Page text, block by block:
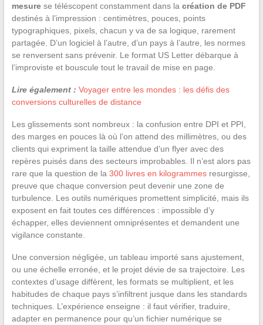
mesurese téléscopent constamment dans la création de PDF
destinés à l’impression : centimètres, pouces, points
typographiques, pixels, chacun y va de sa logique, rarement
partagée. D’un logiciel à l’autre, d’un pays à l’autre, les normes
se renversent sans prévenir. Le format US Letter débarque à
l’improviste et bouscule tout le travail de mise en page.
Lire également : Voyager entre les mondes : les défis des
conversions culturelles de distance
Les glissements sont nombreux : la confusion entre DPI et PPI,
des marges en pouces là où l’on attend des millimètres, ou des
clients qui expriment la taille attendue d’un flyer avec des
repères puisés dans des secteurs improbables. Il n’est alors pas
rare que la question de la 300 livres en kilogrammesresurgisse,
preuve que chaque conversion peut devenir une zone de
turbulence. Les outils numériques promettent simplicité, mais ils
exposent en fait toutes ces différences : impossible d’y
échapper, elles deviennent omniprésentes et demandent une
vigilance constante.
Une conversion négligée, un tableau importé sans ajustement,
ou une échelle erronée, et le projet dévie de sa trajectoire. Les
contextes d’usage diffèrent, les formats se multiplient, et les
habitudes de chaque pays s’infiltrent jusque dans les standards
techniques. L’expérience enseigne : il faut vérifier, traduire,
adapter en permanence pour qu’un fichier numérique se